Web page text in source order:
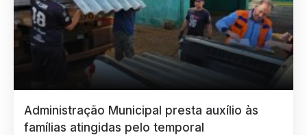
Administração Municipal presta auxílio às
famílias atingidas pelo temporal